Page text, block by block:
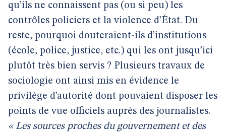
qu’ils ne connaissent pas (ou si peu) les
contrôles policiers et la violence d’État. Du
reste, pourquoi douteraient-ils d’institutions
(école, police, justice, etc.) qui les ont jusqu’ici
plutôt très bien servis ? Plusieurs travaux de
sociologie ont ainsi mis en évidence le
privilège d’autorité dont pouvaient disposer les
points de vue officiels auprès des journalistes.
« Les sources proches du gouvernement et des